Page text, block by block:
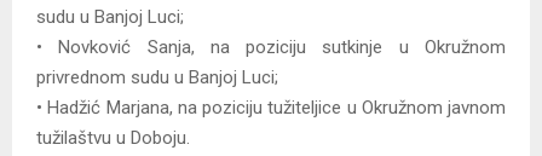
sudu u Banjoj Luci;
• Novković Sanja, na poziciju sutkinje u Okružnom
privrednom sudu u Banjoj Luci;
• Hadžić Marjana, na poziciju tužiteljice u Okružnom javnom
tužilaštvu u Doboju.